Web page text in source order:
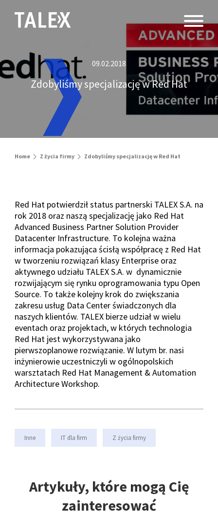
09.02.2018
Zdobyliśmy specjalizację w Red Hat
Home Z życia firmy Zdobyliśmy specjalizację w Red Hat
Red Hat potwierdził status partnerski TALEX S.A. na
rok 2018 oraz naszą specjalizację jako Red Hat
Advanced Business Partner Solution Provider
Datacenter Infrastructure. To kolejna ważna
informacja pokazująca ścisłą współpracę z Red Hat
w tworzeniu rozwiązań klasy Enterprise oraz
aktywnego udziału TALEX S.A. w dynamicznie
rozwijającym się rynku oprogramowania typu Open
Source. To także kolejny krok do zwiększania
zakresu usług Data Center świadczonych dla
naszych klientów. TALEX bierze udział w wielu
eventach oraz projektach, w których technologia
Red Hat jest wykorzystywana jako
pierwszoplanowe rozwiązanie. W lutym br. nasi
inżynierowie uczestniczyli w ogólnopolskich
warsztatach Red Hat Management & Automation
Architecture Workshop.
Inne IT dla firm Z życia firmy
Artykuły, które mogą Cię
zainteresować